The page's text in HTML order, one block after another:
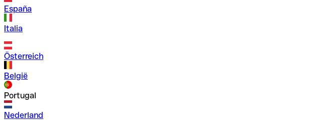
España
Italia
Österreich
België
Portugal
Nederland